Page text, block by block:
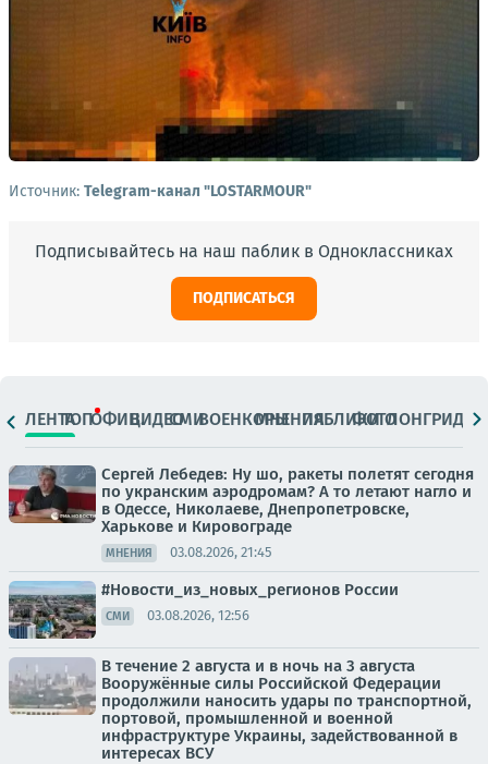
Источник: Telegram-канал "LOSTARMOUR"
Подписывайтесь на наш паблик в Одноклассниках
ПОДПИСАТЬСЯ
ЛЕНТАТОПОФИЦ.ВИДЕОСМИВОЕНКОРЫМНЕНИЯПАБЛИКИ
ФОТОЛОНГРИДЫ
Сергей Лебедев: Ну шо, ракеты полетят сегодня
по укранским аэродромам? А то летают нагло и
в Одессе, Николаеве, Днепропетровске,
Харькове и Кировограде
МНЕНИЯ 03.08.2026, 21:45
#Новости_из_новых_регионов России
СМИ 03.08.2026, 12:56
В течение 2 августа и в ночь на 3 августа
Вооружённые силы Российской Федерации
продолжили наносить удары по транспортной,
портовой, промышленной и военной
инфраструктуре Украины, задействованной в
интересах ВСУ